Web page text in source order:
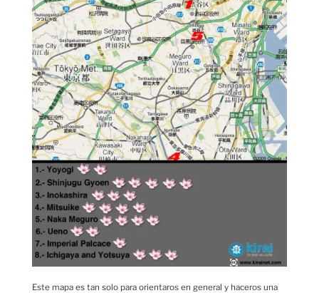
Este mapa es tan solo para orientaros en general y haceros una